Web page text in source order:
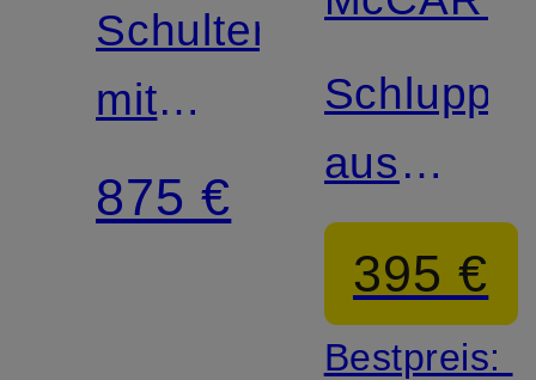
Schultertasche
mit
Mieten
875 €
aus
Seide
395 €
Bestpreis: